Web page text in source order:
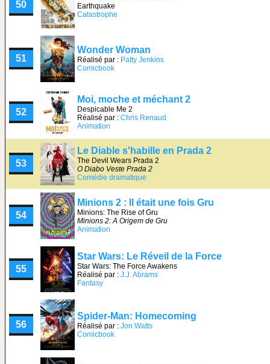
50
Earthquake
Catastrophe
51
Wonder Woman
Réalisé par : Patty Jenkins
Comicbook
52
Moi, moche et méchant 2
Despicable Me 2
Réalisé par : Chris Renaud
Animation
53
Le Diable s'habille en Prada 2
The Devil Wears Prada 2
O Diabo Veste Prada 2
Comédie dramatique
54
Minions 2 : Il était une fois Gru
Minions: The Rise of Gru
Minions 2: A Origem de Gru
Animation
55
Star Wars: Le Réveil de la Force
Star Wars: The Force Awakens
Réalisé par : J.J. Abrams
Fantasy
56
Spider-Man: Homecoming
Réalisé par : Jon Watts
Comicbook